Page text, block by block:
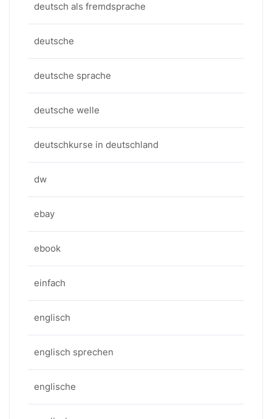
deutsch als fremdsprache
deutsche
deutsche sprache
deutsche welle
deutschkurse in deutschland
dw
ebay
ebook
einfach
englisch
englisch sprechen
englische